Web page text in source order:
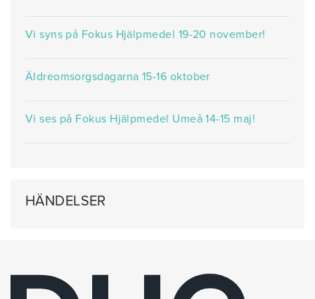
Vi syns på Fokus Hjälpmedel 19-20 november!
Äldreomsorgsdagarna 15-16 oktober
Vi ses på Fokus Hjälpmedel Umeå 14-15 maj!
HÄNDELSER